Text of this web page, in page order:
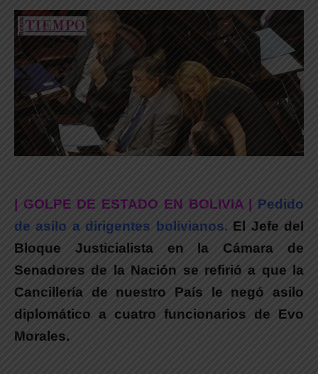
| GOLPE DE ESTADO EN BOLIVIA |
Pedido
de asilo a dirigentes bolivianos. El Jefe del
Bloque Justicialista en la Cámara de
Senadores de la Nación se refirió a que la
Cancillería de nuestro País le negó asilo
diplomático a cuatro funcionarios de Evo
Morales.